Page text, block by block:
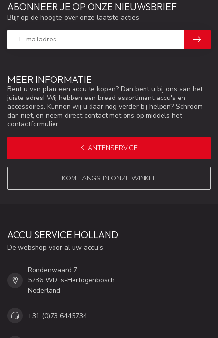
MEER INFORMATIE
Bent u van plan een accu te kopen? Dan bent u bij ons aan het
juiste adres! Wij hebben een breed assortiment accu's en
accessoires. Kunnen wij u daar nog verder bij helpen? Schroom
dan niet, en neem direct contact met ons op middels het
contactformulier.
KLANTENSERVICE
KOM LANGS IN ONZE WINKEL
ABONNEER JE OP ONZE NIEUWSBRIEF
Blijf op de hoogte over onze laatste acties
ACCU SERVICE HOLLAND
De webshop voor al uw accu's
Rondenwaard 7
5236 WD 's-Hertogenbosch
Nederland
+31 (0)73 6445734